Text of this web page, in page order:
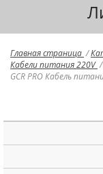
Главная страница /
Кабели питания 220V /
GCR PRO Кабель